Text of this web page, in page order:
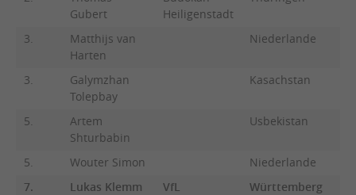
Gubert
Heiligenstadt
3.
Matthijs van
Harten
Niederlande
3.
Galymzhan
Tolepbay
Kasachstan
5.
Artem
Shturbabin
Usbekistan
5. Wouter Simon
Niederlande
7.
Lukas Klemm
VfL
Württemberg